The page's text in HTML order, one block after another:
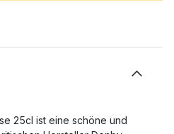
25cl ist eine schöne und